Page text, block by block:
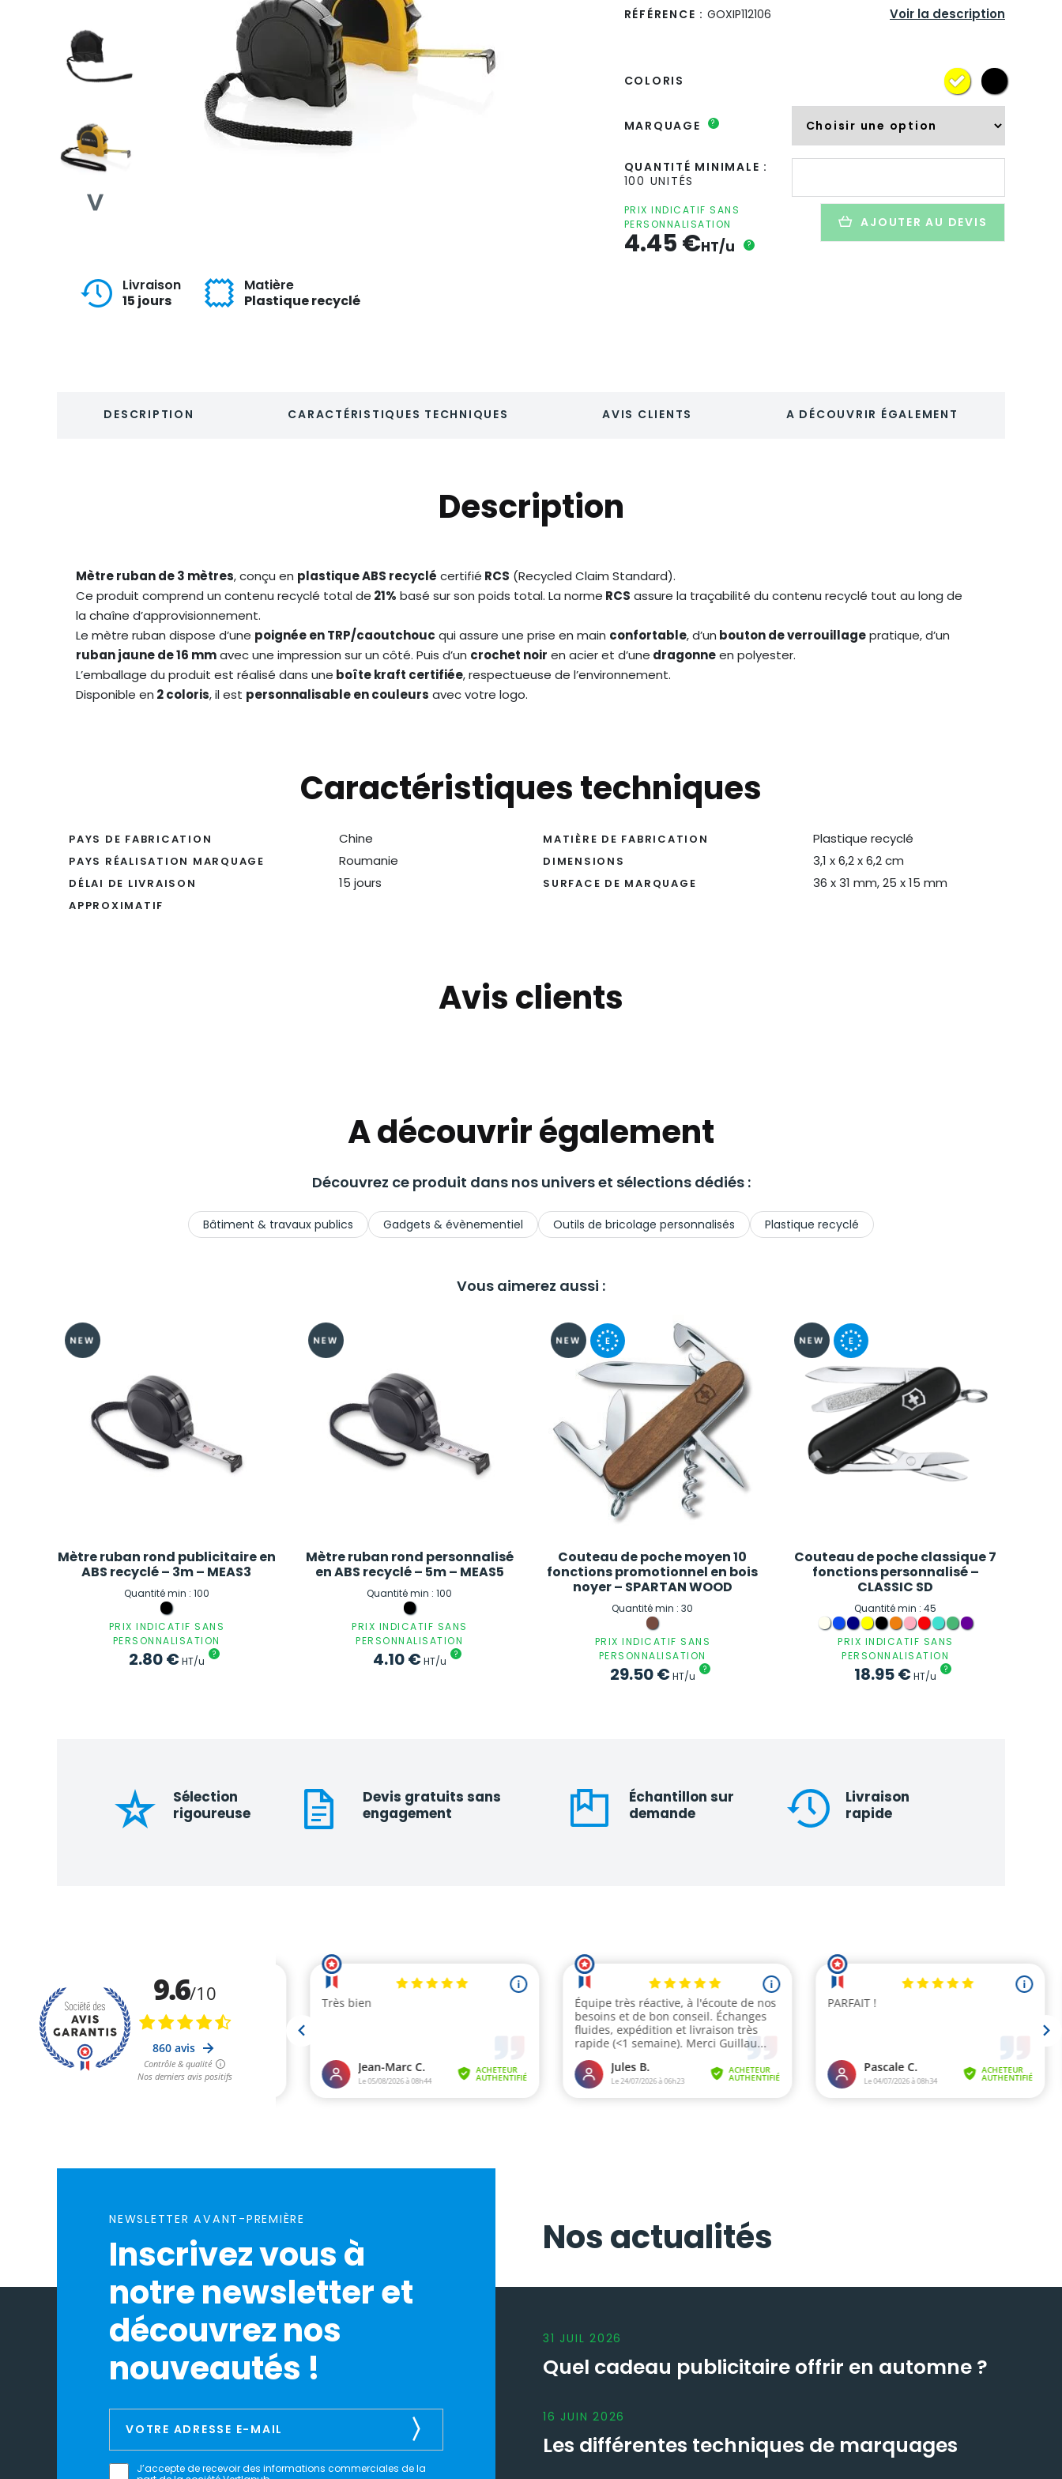
Livraison
15 jours
Matière
Plastique recyclé
RÉFÉRENCE : GOXIP112106 Voir la description
COLORIS
MARQUAGE ?
QUANTITÉ MINIMALE :
100 UNITÉS
quantité
Mètre
ruban
personnalisable
PRIX INDICATIF SANS
PERSONNALISATION
4.45€HT/u ?
AJOUTER AU DEVIS
DESCRIPTION CARACTÉRISTIQUES TECHNIQUES AVIS CLIENTS A DÉCOUVRIR ÉGALEMENT
Description
Mètre ruban de 3 mètres, conçu en plastique ABS recyclé certifié RCS (Recycled Claim Standard).
Ce produit comprend un contenu recyclé total de 21% basé sur son poids total. La norme RCS assure la traçabilité du contenu recyclé tout au long de
la chaîne d’approvisionnement.
Le mètre ruban dispose d’une poignée en TRP/caoutchouc qui assure une prise en main confortable, d’un bouton de verrouillagepratique, d’un
ruban jaune de 16 mmavec une impression sur un côté. Puis d’un crochet noir en acier et d’une dragonneen polyester.
L’emballage du produit est réalisé dans une boîte kraft certifiée, respectueuse de l’environnement.
Disponible en 2 coloris, il est personnalisable en couleurs avec votre logo.
Caractéristiques techniques
PAYS DE FABRICATION Chine
PAYS RÉALISATION MARQUAGE Roumanie
DÉLAI DE LIVRAISON
APPROXIMATIF
15 jours
MATIÈRE DE FABRICATION Plastique recyclé
DIMENSIONS 3,1 x 6,2 x 6,2 cm
SURFACE DE MARQUAGE 36 x 31 mm, 25 x 15 mm
Avis clients
A découvrir également
Découvrez ce produit dans nos univers et sélections dédiés :
Bâtiment & travaux publics Gadgets & évènementiel Outils de bricolage personnalisés Plastique recyclé
Vous aimerez aussi :
Mètre ruban rond publicitaire en
ABS recyclé – 3m – MEAS3
Quantité min : 100
PRIX INDICATIF SANS
PERSONNALISATION
2.80€HT/u
?
Mètre ruban rond personnalisé
en ABS recyclé – 5m – MEAS5
Quantité min : 100
PRIX INDICATIF SANS
PERSONNALISATION
4.10€HT/u
?
Couteau de poche moyen 10
fonctions promotionnel en bois
noyer – SPARTAN WOOD
Quantité min : 30
PRIX INDICATIF SANS
PERSONNALISATION
29.50€HT/u
?
Couteau de poche classique 7
fonctions personnalisé –
CLASSIC SD
Quantité min : 45
PRIX INDICATIF SANS
PERSONNALISATION
18.95€HT/u
?
Sélection
rigoureuse
Devis gratuits sans
engagement
Échantillon sur
demande
Livraison
rapide
NEWSLETTER AVANT-PREMIÈRE
Inscrivez vous à
notre newsletter et
découvrez nos
nouveautés !
J’accepte de recevoir des informations commerciales de la
Nos actualités
31 JUIL 2026
Quel cadeau publicitaire offrir en automne ?
16 JUIN 2026
Les différentes techniques de marquages